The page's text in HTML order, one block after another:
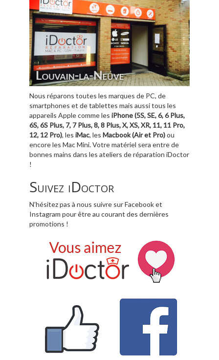
Nous réparons toutes les marques de PC, de
smartphones et de tablettes mais aussi tous les
appareils Apple comme les iPhone (5S, SE, 6, 6 Plus,
6S, 6S Plus, 7, 7 Plus, 8, 8 Plus, X, XS, XR, 11, 11 Pro,
12, 12 Pro), les iMac, les Macbook (Air et Pro)ou
encore les Mac Mini.Votre matériel sera entre de
bonnes mains dans les ateliers de réparation iDoctor
!
Suivez iDoctor
N’hésitez pas à nous suivre sur Facebook et
Instagram pour être au courant des dernières
promotions !